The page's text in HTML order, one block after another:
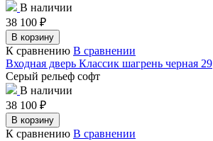
В наличии
38 100 ₽
В корзину
К сравнению В сравнении
Входная дверь Классик шагрень черная 29
Серый рельеф софт
В наличии
38 100 ₽
В корзину
К сравнению В сравнении